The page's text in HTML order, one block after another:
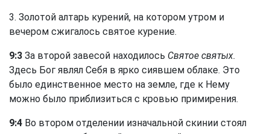
3. Золотой алтарь курений, на котором утром и
вечером сжигалось святое курение.
9:3 За второй завесой находилось Святое святых.
Здесь Бог являл Себя в ярко сиявшем облаке. Это
было единственное место на земле, где к Нему
можно было приблизиться с кровью примирения.
9:4 Во втором отделении изначальной скинии стоял